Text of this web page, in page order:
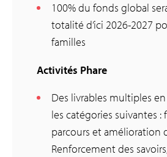
100% du fonds global
totalité d’ici 2026-2027
familles
Activités Phare
Des livrables multiples
les catégories suivantes
parcours et amélioration
Renforcement des